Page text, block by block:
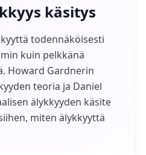
käsitys
todennäköisesti
kuin pelkkänä
Howard Gardnerin
teoria ja Daniel
älykkyyden käsite
miten älykkyyttä